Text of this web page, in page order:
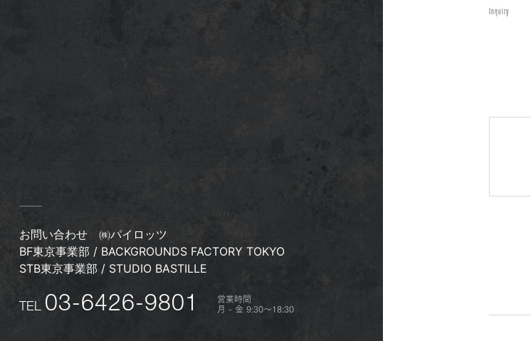
お問い合わせ
㈱パイロッツ
BF東京事業部 / BACKGROUNDS FACTORY TOKYO
STB東京事業部 / STUDIO BASTILLE
TEL 03-6426-9801 営業時間
月 - 金 9:30〜18:30
Inquiry